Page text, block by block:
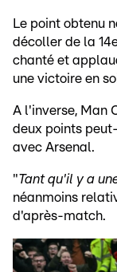
Le point obtenu
décoller de la
chanté et
une victoire en
A l'inverse, Man
deux points
avec Arsenal.
"Tant qu'il y a
néanmoins
d'après-match.